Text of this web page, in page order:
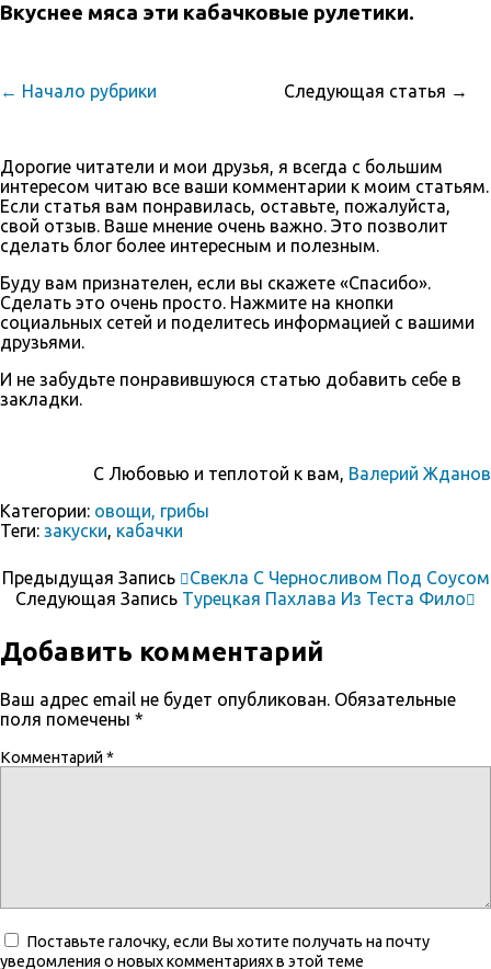
Вкуснее мяса эти кабачковые рулетики.
← Начало рубрики Следующая статья →
Дорогие читатели и мои друзья, я всегда с большим
интересом читаю все ваши комментарии к моим статьям.
Если статья вам понравилась, оставьте, пожалуйста,
свой отзыв. Ваше мнение очень важно. Это позволит
сделать блог более интересным и полезным.
Буду вам признателен, если вы скажете «Спасибо».
Сделать это очень просто. Нажмите на кнопки
социальных сетей и поделитесь информацией с вашими
друзьями.
И не забудьте понравившуюся статью добавить себе в
закладки.
С Любовью и теплотой к вам, Валерий Жданов
Категории: овощи, грибы
Теги: закуски, кабачки
Предыдущая Запись
Свекла С Черносливом Под Соусом
Следующая Запись Турецкая Пахлава Из Теста Фило
Добавить комментарий
Ваш адрес email не будет опубликован. Обязательные
поля помечены *
Комментарий*
Поставьте галочку, если Вы хотите получать на почту
уведомления о новых комментариях в этой теме